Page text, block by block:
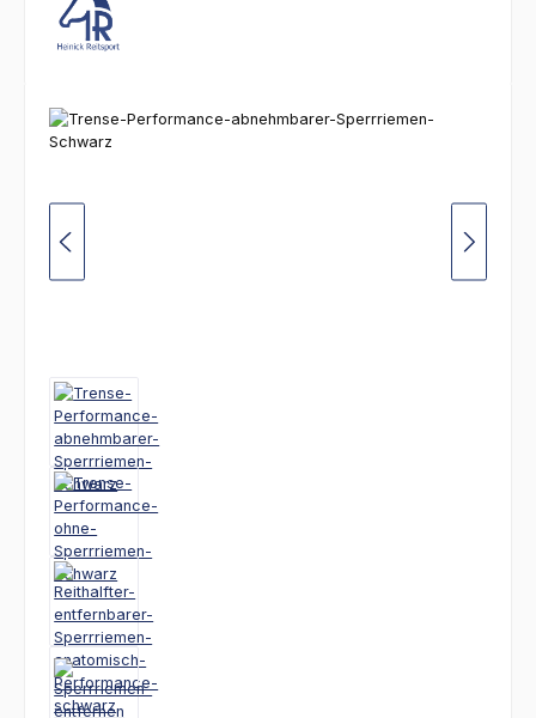
Bildergalerie überspringen